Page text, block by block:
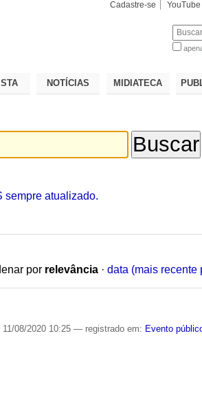
Cadastre-se YouTube
NOTÍCIAS MIDIATECA
sempre atualizado.
por relevância · data (mais recente
11/08/2020 10:25— registrado em: Evento